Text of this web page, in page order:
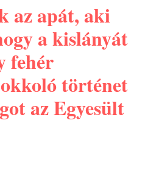
az apát, aki
a kislányát
fehér
történet
az Egyesült